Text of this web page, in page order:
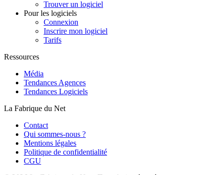
Trouver un logiciel
Pour les logiciels
Connexion
Inscrire mon logiciel
Tarifs
Ressources
Média
Tendances Agences
Tendances Logiciels
La Fabrique du Net
Contact
Qui sommes-nous ?
Mentions légales
Politique de confidentialité
CGU